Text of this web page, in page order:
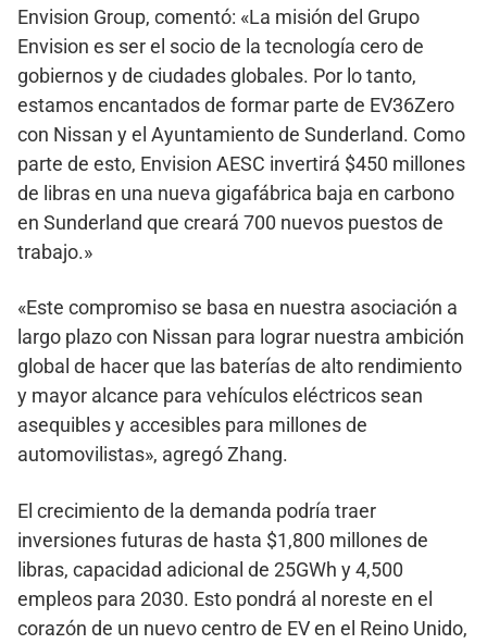
Envision Group, comentó: «La misión del Grupo
Envision es ser el socio de la tecnología cero de
gobiernos y de ciudades globales. Por lo tanto,
estamos encantados de formar parte de EV36Zero
con Nissan y el Ayuntamiento de Sunderland. Como
parte de esto, Envision AESC invertirá $450 millones
de libras en una nueva gigafábrica baja en carbono
en Sunderland que creará 700 nuevos puestos de
trabajo.»
«Este compromiso se basa en nuestra asociación a
largo plazo con Nissan para lograr nuestra ambición
global de hacer que las baterías de alto rendimiento
y mayor alcance para vehículos eléctricos sean
asequibles y accesibles para millones de
automovilistas», agregó Zhang.
El crecimiento de la demanda podría traer
inversiones futuras de hasta $1,800 millones de
libras, capacidad adicional de 25GWh y 4,500
empleos para 2030. Esto pondrá al noreste en el
corazón de un nuevo centro de EV en el Reino Unido,